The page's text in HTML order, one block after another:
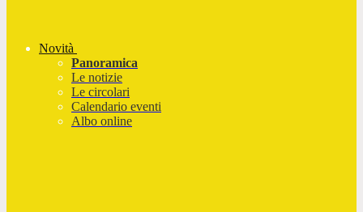
Novità
Panoramica
Le notizie
Le circolari
Calendario eventi
Albo online